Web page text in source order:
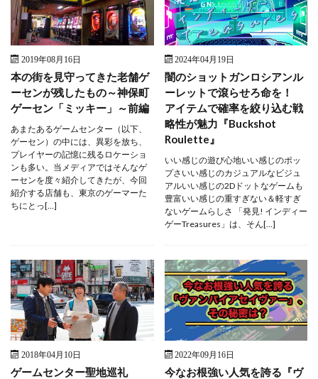
2019年08月16日
本の街を見守ってきた老舗ゲ
ーセンが残したもの～神保町
ゲーセン「ミッキー」～前編
あまたあるゲームセンター（以下、
ゲーセン）の中には、異彩を放ち、
プレイヤーの記憶に残るロケーショ
ンも多い。当メディアではそんなゲ
ーセンを度々紹介してきたが、今回
紹介する店舗も、東京のゲーマーた
ちにとっ[…]
2024年04月19日
闇のショットガンロシアンル
ーレットで滾らせろ命を！
アイテムで確率を絞り込む戦
略性が魅力『Buckshot
Roulette』
いい感じの遊び心地いい感じのポッ
プさいい感じのカジュアルなビジュ
アルいい感じの2Dドットなゲームも
豊富いい感じの重すぎない＆軽すぎ
ないゲームらしさ 「発見! インディー
ゲーTreasures」は、そん[…]
2018年04月10日
ゲームセンター聖地巡礼
2022年09月16日
今なお根強い人気を誇る『ヴ